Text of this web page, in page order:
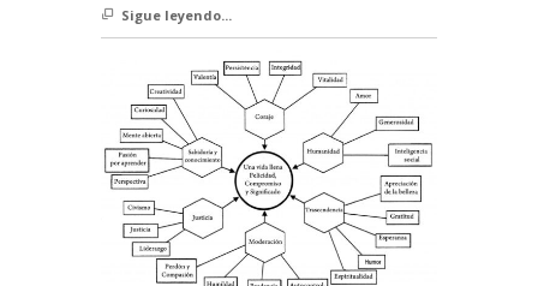
Sigue leyendo...